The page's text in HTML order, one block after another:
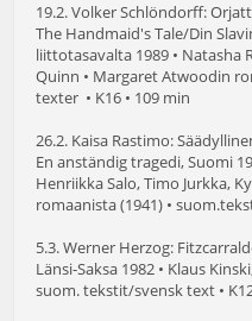
19.2. Volker Schlöndorff:
The Handmaid's Tale/Din
liittotasavalta 1989 • Natasha
Quinn • Margaret Atwoodin
texter • K16 • 109 min
26.2. Kaisa Rastimo:
En anständig tragedi, Suomi
Henriikka Salo, Timo Jurkka,
romaanista (1941) •
5.3. Werner Herzog:
Länsi-Saksa 1982 • Klaus
suom. tekstit/svensk text •